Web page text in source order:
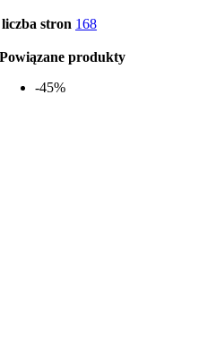
liczba stron 168
Powiązane produkty
-45%